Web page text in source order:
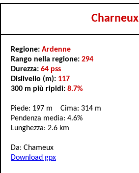
Charneux
Regione: Ardenne
Rango nella regione: 294
Durezza: 64 pss
Dislivello (m): 117
300 m più ripidi: 8.7%
Piede: 197 m Cima: 314 m
Pendenza media: 4.6%
Lunghezza: 2.6 km
Da: Chameux
Download gpx